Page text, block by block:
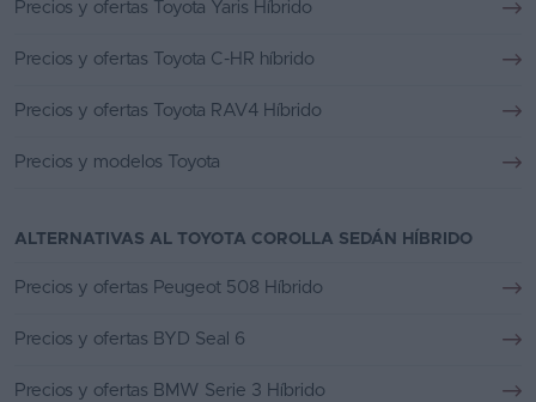
Precios y ofertas Toyota Yaris Híbrido
Precios y ofertas Toyota C-HR híbrido
Precios y ofertas Toyota RAV4 Híbrido
Precios y modelos Toyota
ALTERNATIVAS AL TOYOTA COROLLA SEDÁN HÍBRIDO
Precios y ofertas Peugeot 508 Híbrido
Precios y ofertas BYD Seal 6
Precios y ofertas BMW Serie 3 Híbrido